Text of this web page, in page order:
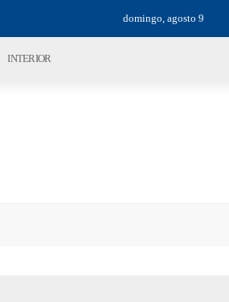
domingo, agosto 9
INTERIOR